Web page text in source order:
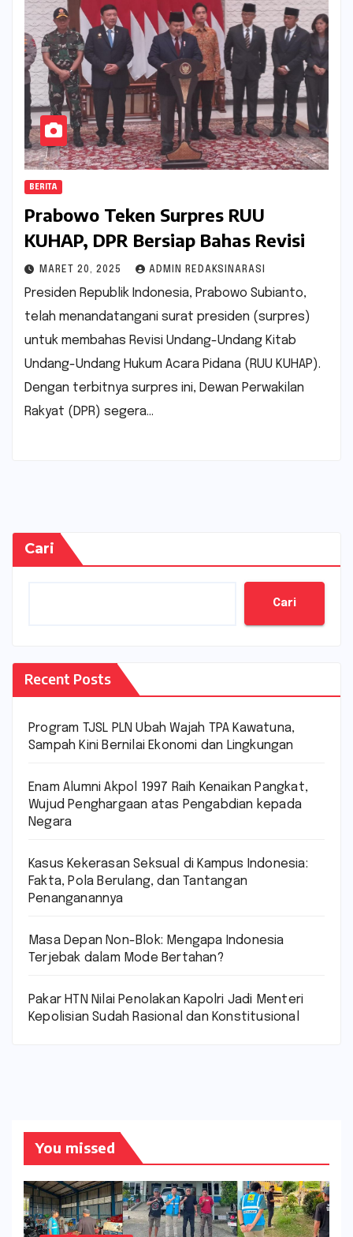
BERITA
Prabowo Teken Surpres RUU
KUHAP, DPR Bersiap Bahas Revisi
MARET 20, 2025 ADMIN REDAKSINARASI
Presiden Republik Indonesia, Prabowo Subianto,
telah menandatangani surat presiden (surpres)
untuk membahas Revisi Undang-Undang Kitab
Undang-Undang Hukum Acara Pidana (RUU KUHAP).
Dengan terbitnya surpres ini, Dewan Perwakilan
Rakyat (DPR) segera…
Cari
Cari
Recent Posts
Program TJSL PLN Ubah Wajah TPA Kawatuna,
Sampah Kini Bernilai Ekonomi dan Lingkungan
Enam Alumni Akpol 1997 Raih Kenaikan Pangkat,
Wujud Penghargaan atas Pengabdian kepada
Negara
Kasus Kekerasan Seksual di Kampus Indonesia:
Fakta, Pola Berulang, dan Tantangan
Penanganannya
Masa Depan Non-Blok: Mengapa Indonesia
Terjebak dalam Mode Bertahan?
Pakar HTN Nilai Penolakan Kapolri Jadi Menteri
Kepolisian Sudah Rasional dan Konstitusional
You missed